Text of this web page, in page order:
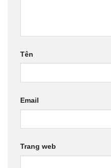
Tên
Email
Trang web